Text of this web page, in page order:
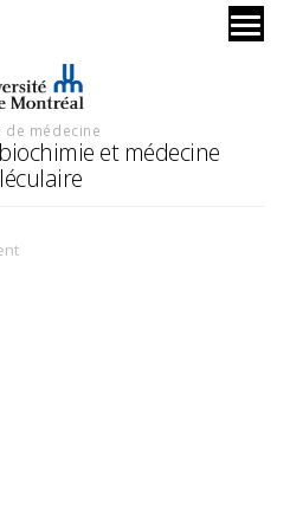
de médecine
et médecine